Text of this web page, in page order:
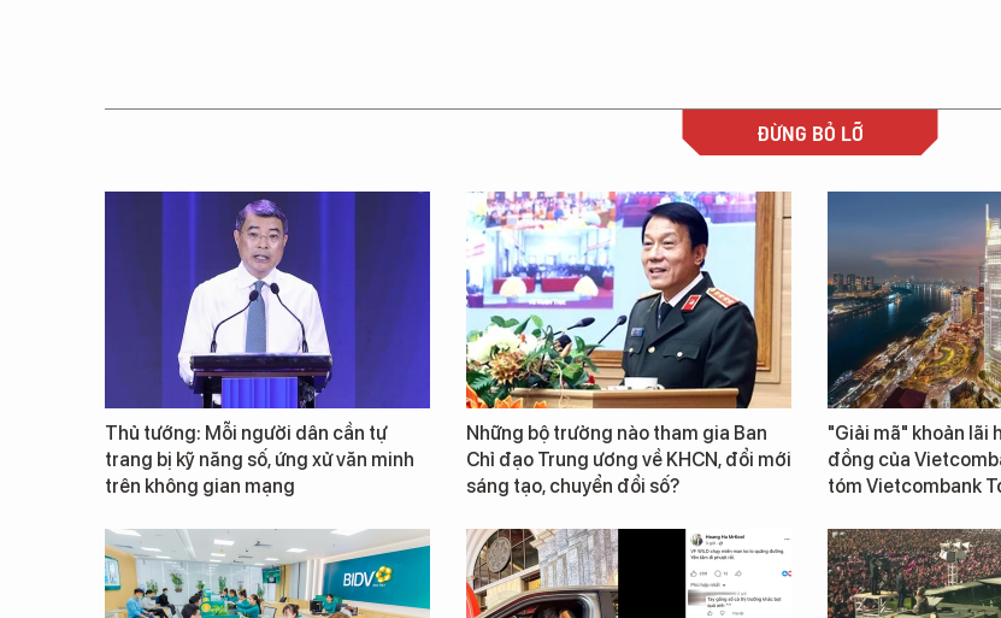
ĐỪNG BỎ LỠ
Thủ tướng: Mỗi người dân cần tự
trang bị kỹ năng số, ứng xử văn minh
trên không gian mạng
Những bộ trưởng nào tham gia Ban
Chỉ đạo Trung ương về KHCN, đổi mới
sáng tạo, chuyển đổi số?
"Giải mã" khoản lãi
đồng của
tóm Vietcombank